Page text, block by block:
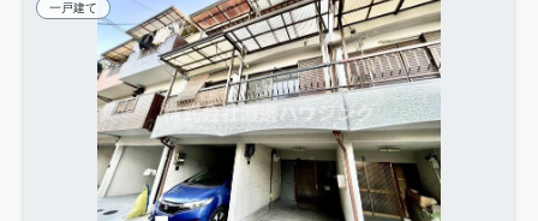
一戸建て